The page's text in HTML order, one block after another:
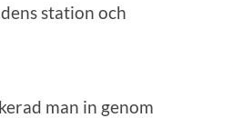
station och
man in genom